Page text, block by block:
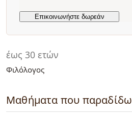
έως 30 ετών
Φιλόλογος
Μαθήματα που παραδίδω